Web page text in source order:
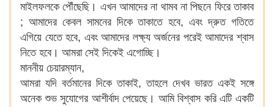
মাইলফলকে পৌঁছেছি। এখন আমাদের না থামব না পিছনে ফিরে তাকাব
; আমাদের কেবল সামনের দিকে তাকাতে হবে, এবং দ্রুত গতিতে
এগিয়ে যেতে হবে, এবং আমাদের লক্ষ্য অর্জনের পরেই আমাদের শ্বাস
নিতে হবে। আমরা সেই দিকেই এগোচ্ছি।
মাননীয় চেয়ারম্যান,
আমরা যদি বর্তমানের দিকে তাকাই, তাহলে দেখব ভারত একই সঙ্গে
অনেক শুভ সুযোগের আশীর্বাদ পেয়েছে। আমি বিশ্বাস করি এটি একটি